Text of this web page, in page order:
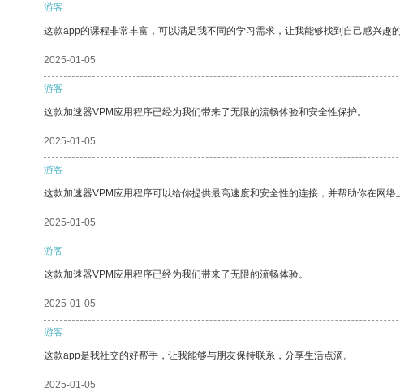
游客
这款app的课程非常丰富，可以满足我不同的学习需求，让我能够找到自己感兴趣的
2025-01-05
游客
这款加速器VPM应用程序已经为我们带来了无限的流畅体验和安全性保护。
2025-01-05
游客
这款加速器VPM应用程序可以给你提供最高速度和安全性的连接，并帮助你在网络
2025-01-05
游客
这款加速器VPM应用程序已经为我们带来了无限的流畅体验。
2025-01-05
游客
这款app是我社交的好帮手，让我能够与朋友保持联系，分享生活点滴。
2025-01-05